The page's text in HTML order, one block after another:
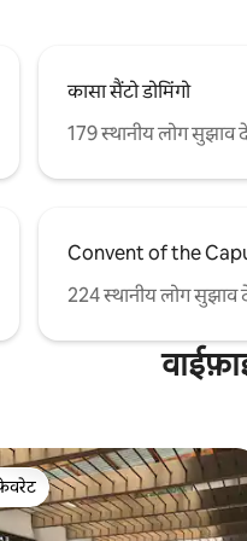
कासा सैंटो डोमिंगो
179 स्थानीय लोग सुझाव
Convent of the
224 स्थानीय लोग सुझाव